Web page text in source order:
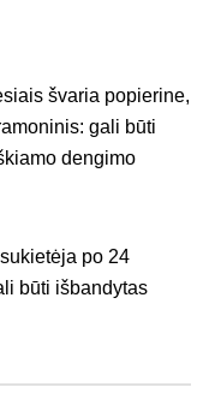
švaria popierine,
gali būti
dengimo
po 24
būti išbandytas